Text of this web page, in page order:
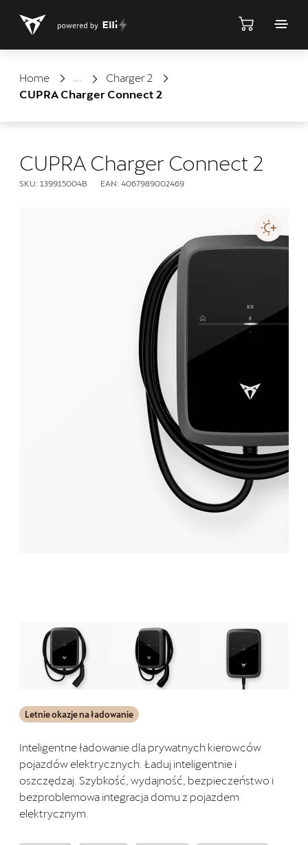
Home SklepCharger 2
CUPRA Charger Connect 2
CUPRA Charger Connect 2
SKU: 139915004B EAN: 4067989002469
Letnie okazje na ładowanie
Inteligentne ładowanie dla prywatnych kierowców
pojazdów elektrycznych. Ładuj inteligentnie i
oszczędzaj. Szybkość, wydajność, bezpieczeństwo i
bezproblemowa integracja domu z pojazdem
elektrycznym.